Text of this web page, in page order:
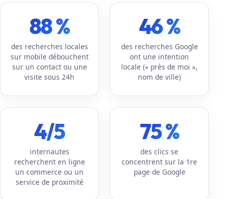
88 %
des recherches locales
sur mobile débouchent
sur un contact ou une
visite sous 24h
46 %
des recherches Google
ont une intention
locale (« près de moi »,
nom de ville)
4/5
internautes
recherchent en ligne
un commerce ou un
service de proximité
75 %
des clics se
concentrent sur la 1re
page de Google